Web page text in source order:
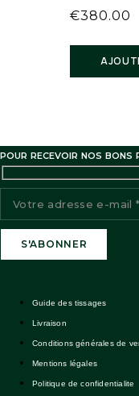
Notre
€380.00
POUR RECEVOIR NOS BONS
Guide des tissages
Livraison
Conditions générales de
Mentions légales
Politique de confidentialite